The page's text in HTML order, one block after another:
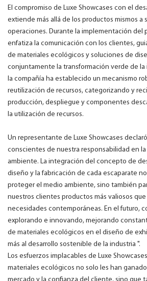
El compromiso de Luxe Showcases con el
extiende más allá de los productos mismos a
operaciones. Durante la implementación del
enfatiza la comunicación con los clientes,
de materiales ecológicos y soluciones de
conjuntamente la transformación verde de
la compañía ha establecido un mecanismo
reutilización de recursos, categorizando y
producción, despliegue y componentes
la utilización de recursos.
Un representante de Luxe Showcases
conscientes de nuestra responsabilidad en
ambiente. La integración del concepto de
diseño y la fabricación de cada escaparate
proteger el medio ambiente, sino también
nuestros clientes productos más valiosos que
necesidades contemporáneas. En el futuro,
explorando e innovando, mejorando
de materiales ecológicos en el diseño de
más al desarrollo sostenible de la industria ".
Los esfuerzos implacables de Luxe
materiales ecológicos no solo les han